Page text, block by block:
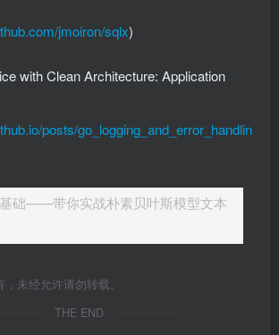
jmoiron/sqlx)
with Clean Architecture: Application
posts/go_logging_and_error_handlin
础——带你实战朴素贝叶斯模型文本
未经允许请勿转载。
THE END